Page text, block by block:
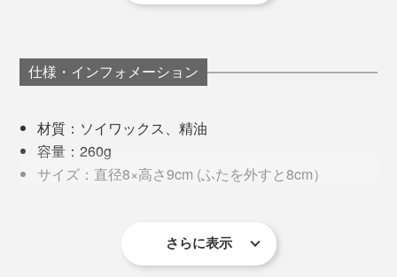
作っているのは、アップサイクルのアロマキャンドルを
仕様・インフォメーション
材質：ソイワックス、精油
容量：260g
サイズ：直径8×高さ9cm (ふたを外すと8cm）
※容器は酒瓶を再利用したもののため、色は１点ずつ異なります。色を指定
さらに表示